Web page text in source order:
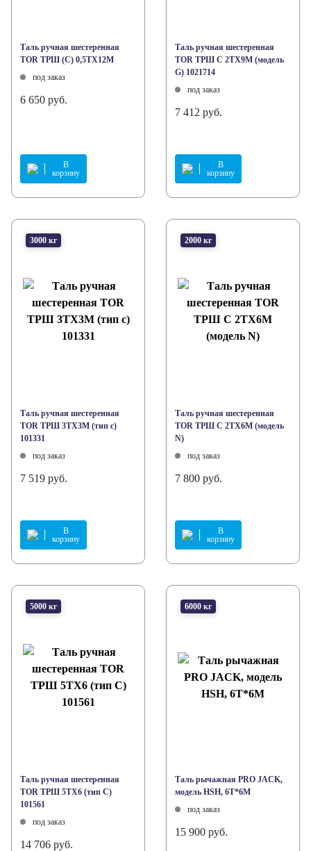
Таль ручная шестеренная
TOR ТРШ (C) 0,5ТХ12М
под заказ
6 650 руб.
В
корзину
Таль ручная шестеренная
TOR ТРШ C 2ТХ9М (модель
G) 1021714
под заказ
7 412 руб.
В
корзину
3000 кг
Таль ручная шестеренная
TOR ТРШ 3ТХ3M (тип с)
101331
под заказ
7 519 руб.
В
корзину
2000 кг
Таль ручная шестеренная
TOR ТРШ C 2ТХ6М (модель
N)
под заказ
7 800 руб.
В
корзину
5000 кг
Таль ручная шестеренная
TOR ТРШ 5ТХ6 (тип C)
101561
под заказ
14 706 руб.
6000 кг
Таль рычажная PRO JACK,
модель HSH, 6Т*6М
под заказ
15 900 руб.